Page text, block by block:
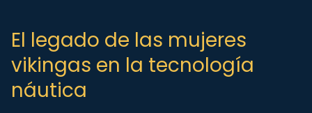
El legado de las mujeres
vikingas en la tecnología
náutica